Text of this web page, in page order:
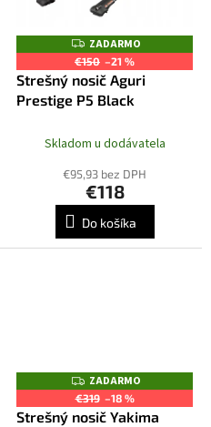
Z
A
D
A
R
M
ZADARMO
€150 –21 %
Strešný nosič Aguri
Prestige P5 Black
Skladom u dodávatela
€95,93 bez DPH
€118
Do košíka
Z
A
D
A
ZADARMO
€319 –18 %
Strešný nosič Yakima